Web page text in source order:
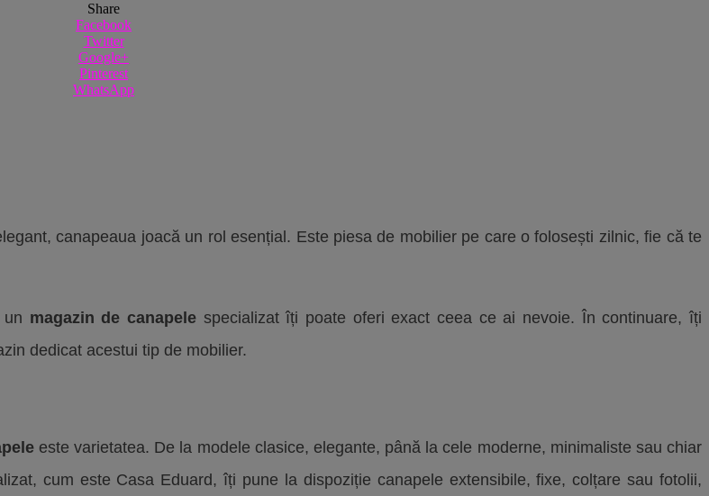
Share
Facebook
Twitter
Google+
Pinterest
WhatsApp
canapeaua joacă un rol esențial. Este piesa de mobilier pe care o folosești zilnic, fie că te
magazin de canapele specializat îți poate oferi exact ceea ce ai nevoie. În continuare, îți
dedicat acestui tip de mobilier.
este varietatea. De la modele clasice, elegante, până la cele moderne, minimaliste sau chiar
cum este Casa Eduard, îți pune la dispoziție canapele extensibile, fixe, colțare sau fotolii,